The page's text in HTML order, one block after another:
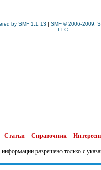
by SMF 1.1.13 | SMF © 2006-2009,
LLC
Статьи Справочник
разрешено только с